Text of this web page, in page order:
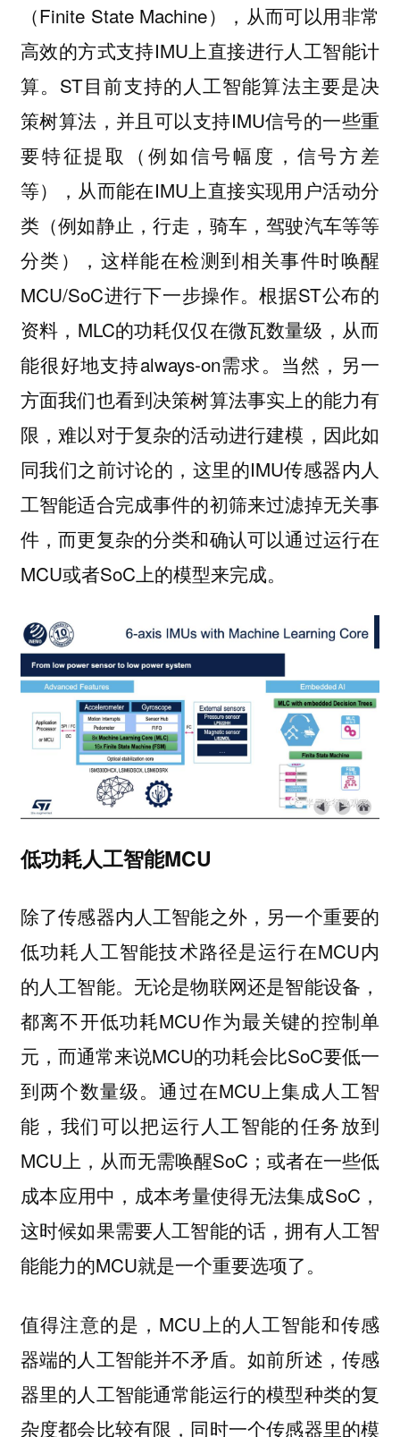
（Finite State Machine），从而可以用非常
高效的方式支持IMU上直接进行人工智能计
算。ST目前支持的人工智能算法主要是决
策树算法，并且可以支持IMU信号的一些重
要特征提取（例如信号幅度，信号方差
等），从而能在IMU上直接实现用户活动分
类（例如静止，行走，骑车，驾驶汽车等等
分类），这样能在检测到相关事件时唤醒
MCU/SoC进行下一步操作。根据ST公布的
资料，MLC的功耗仅仅在微瓦数量级，从而
能很好地支持always-on需求。当然，另一
方面我们也看到决策树算法事实上的能力有
限，难以对于复杂的活动进行建模，因此如
同我们之前讨论的，这里的IMU传感器内人
工智能适合完成事件的初筛来过滤掉无关事
件，而更复杂的分类和确认可以通过运行在
MCU或者SoC上的模型来完成。
低功耗人工智能MCU
除了传感器内人工智能之外，另一个重要的
低功耗人工智能技术路径是运行在MCU内
的人工智能。无论是物联网还是智能设备，
都离不开低功耗MCU作为最关键的控制单
元，而通常来说MCU的功耗会比SoC要低一
到两个数量级。通过在MCU上集成人工智
能，我们可以把运行人工智能的任务放到
MCU上，从而无需唤醒SoC；或者在一些低
成本应用中，成本考量使得无法集成SoC，
这时候如果需要人工智能的话，拥有人工智
能能力的MCU就是一个重要选项了。
值得注意的是，MCU上的人工智能和传感
器端的人工智能并不矛盾。如前所述，传感
器里的人工智能通常能运行的模型种类的复
杂度都会比较有限，同时一个传感器里的模